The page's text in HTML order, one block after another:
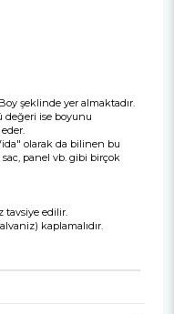
şeklinde yer almaktadır.
değeri ise boyunu
olarak da bilinen bu
panel vb. gibi birçok
tavsiye edilir.
kaplamalıdır.